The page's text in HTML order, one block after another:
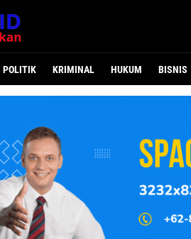
POLITIK KRIMINAL HUKUM BISNIS